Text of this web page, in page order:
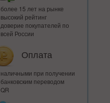
более 15 лет на рынке
высокий рейтинг
доверие покупателей по
всей России
Оплата
наличными при получении
банковским переводом
QR